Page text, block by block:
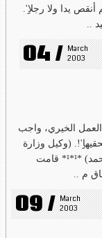
يدا ولا رجلاِِ'.
..
04 / March
2003
الخيري، واجب
(وكيل وزارة
الشؤون الاسلامية في البحرين الشيخ خليفة بن حمد) *¹*¹* قامت
م ..
09 / March
2003